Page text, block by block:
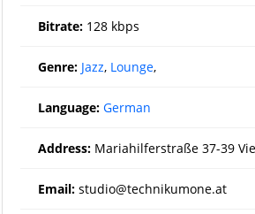
Bitrate: 128 kbps
Genre: Jazz, Lounge,
Language: German
Address: Mariahilferstraße 37-39
Email: studio@technikumone.at